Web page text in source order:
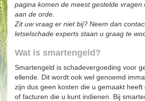
pagina komen de meest gestelde vragen
aan de orde.
Zit uw vraag er niet bij? Neem dan
letselschade experts staan u graag te
Wat is smartengeld?
Smartengeld is schadevergoeding voor
ellende. Dit wordt ook wel genoemd
zijn dus geen kosten die u gemaakt heeft
of facturen die u kunt indienen. Bij